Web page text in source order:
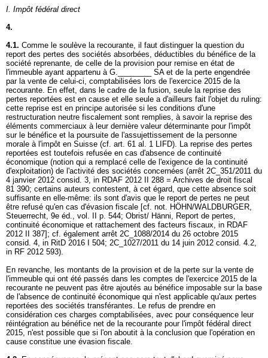
I. Impôt fédéral direct
4.
4.1. Comme le soulève la recourante, il faut distinguer la question du
report des pertes des sociétés absorbées, déductibles du bénéfice de la
société reprenante, de celle de la provision pour remise en état de
l'immeuble ayant appartenu à G.________ SA et de la perte engendrée
par la vente de celui-ci, comptabilisées lors de l'exercice 2015 de la
recourante. En effet, dans le cadre de la fusion, seule la reprise des
pertes reportées est en cause et elle seule a d'ailleurs fait l'objet du ruling:
cette reprise est en principe autorisée si les conditions d'une
restructuration neutre fiscalement sont remplies, à savoir la reprise des
éléments commerciaux à leur dernière valeur déterminante pour l'impôt
sur le bénéfice et la poursuite de l'assujettissement de la personne
morale à l'impôt en Suisse (cf. art. 61 al. 1 LIFD). La reprise des pertes
reportées est toutefois refusée en cas d'absence de continuité
économique (notion qui a remplacé celle de l'exigence de la continuité
d'exploitation) de l'activité des sociétés concernées (arrêt 2C_351/2011 du
4 janvier 2012 consid. 3, in RDAF 2012 II 288 = Archives de droit fiscal
81 390; certains auteurs contestent, à cet égard, que cette absence soit
suffisante en elle-même: ils sont d'avis que le report de pertes ne peut
être refusé qu'en cas d'évasion fiscale [cf. not. HÖHN/WALDBURGER,
Steuerrecht, 9e éd., vol. II p. 544; Obrist/ Hänni, Report de pertes,
continuité économique et rattachement des facteurs fiscaux, in RDAF
2012 II 387]; cf. également arrêt 2C_1088/2014 du 26 octobre 2015
consid. 4, in RitD 2016 I 504; 2C_1027/2011 du 14 juin 2012 consid. 4.2,
in RF 2012 593).
En revanche, les montants de la provision et de la perte sur la vente de
l'immeuble qui ont été passés dans les comptes de l'exercice 2015 de la
recourante ne peuvent pas être ajoutés au bénéfice imposable sur la base
de l'absence de continuité économique qui n'est applicable qu'aux pertes
reportées des sociétés transférantes. Le refus de prendre en
considération ces charges comptabilisées, avec pour conséquence leur
réintégration au bénéfice net de la recourante pour l'impôt fédéral direct
2015, n'est possible que si l'on aboutit à la conclusion que l'opération en
cause constitue une évasion fiscale.